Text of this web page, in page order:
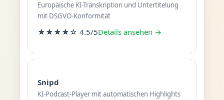
Europäische KI-Transkription und Untertitelung
mit DSGVO-Konformität
★★★★☆ 4.5/5Details ansehen →
Snipd
KI-Podcast-Player mit automatischen Highlights